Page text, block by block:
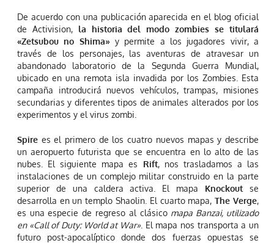
De acuerdo con una publicación aparecida en el blog oficial
de Activision, la historia del modo zombies se titulará
«Zetsubou no Shima»y permite a los jugadores vivir, a
través de los personajes, las aventuras de atravesar un
abandonado laboratorio de la Segunda Guerra Mundial,
ubicado en una remota isla invadida por los Zombies. Esta
campaña introducirá nuevos vehículos, trampas, misiones
secundarias y diferentes tipos de animales alterados por los
experimentos y el virus zombi.
Spirees el primero de los cuatro nuevos mapas y describe
un aeropuerto futurista que se encuentra en lo alto de las
nubes. El siguiente mapa es Rift, nos trasladamos a las
instalaciones de un complejo militar construido en la parte
superior de una caldera activa. El mapa Knockout se
desarrolla en un templo Shaolin. El cuarto mapa,The Verge,
es una especie de regreso al clásico mapa Banzai, utilizado
en «Call of Duty: World at War». El mapa nos transporta a un
futuro post-apocalíptico donde dos fuerzas opuestas se